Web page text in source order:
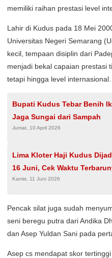
memiliki raihan prestasi level
Lahir di Kudus pada 18 Mei
Universitas Negeri Semarang
kecil, tempaan disiplin dari
menjadi bekal capaian prestasi
tetapi hingga level internasional.
Bupati Kudus Tebar Benih
Jaga Sungai dari Sampah
Jumat, 10 April 2026
Lima Kloter Haji Kudus
16 Juni, Cek Waktu
Kamis, 11 Juni 2026
Pencak silat juga sudah
seni beregu putra dari Andika
dan Asep Yuldan Sani pada
Asep cs mendapat skor